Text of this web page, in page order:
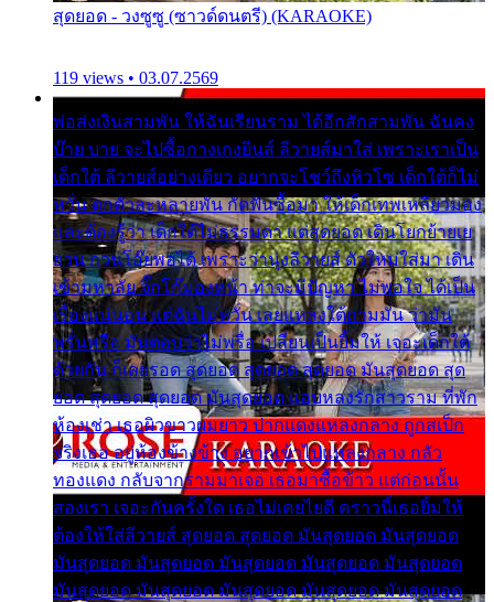
สุดยอด - วงซูซู (ซาวด์ดนตรี) (KARAOKE)
119 views • 03.07.2569
พ่อส่งเงินสามพัน ให้ฉันเรียนราม ได้อีกสักสามพัน ฉันคง
บ๊าย บาย จะไปซื้อกางเกงยีนส์ ลีวายส์มาใส่ เพราะเราเป็น
เด็กใต้ ลีวายส์อย่างเดียว อยากจะโชว์ถึงหิวโซ เด็กใต้ก็ไม่
หวั่น ตกตัวละหลายพัน กัดฟันซื้อมา ให้เด็กเทพเหลียวมอง
และต้องรู้ว่า เด็กใต้ไม่ธรรมดา แต่สุดยอด เดินโยกย้ายเย
ยวน กวนโอ๊ยพอได้ เพราะว่านุ่งลีวายส์ ตัวใหม่ใส่มา เดิน
เข้ามหาลัย จิ๊กโก๊มองหน้า ท่าจะมีปัญหา ไม่พอใจ ได้เป็น
เรื่องแน่นอน แต่ฉันไม่หวั่น เลยแหลงใต้ถามมัน ว่ามัน
พรั่นพรือ มันตอบว่าไม่พรื่อ เปลี่ยนเป็นยิ้มให้ เจอะเด็กใต้
ด้วยกัน ก็เลยรอด สุดยอด สุดยอด สุดยอด มันสุดยอด สุด
ยอด สุดยอด สุดยอด มันสุดยอด แอบหลงรักสาวราม ที่พัก
ห้องเช่า เธอผิวขาวผมยาว ปากแดงแหลงกลาง ถูกสเป็ก
จริงเธอ อยู่ห้องข้างข้าง อยากเข้าไปแหลงกลาง กลัว
ทองแดง กลับจากรามมาเจอ เธอมาซื้อข้าว แต่ก่อนนั้น
สองเรา เจอะกันครั้งใด เธอไม่เคยไยดี คราวนี้เธอยิ้มให้
ต้องให้ใส่ลีวายส์ สุดยอด สุดยอด มันสุดยอด มันสุดยอด
มันสุดยอด มันสุดยอด มันสุดยอด มันสุดยอด มันสุดยอด
มันสุดยอด มันสุดยอด มันสุดยอด มันสุดยอด มันสุดยอด